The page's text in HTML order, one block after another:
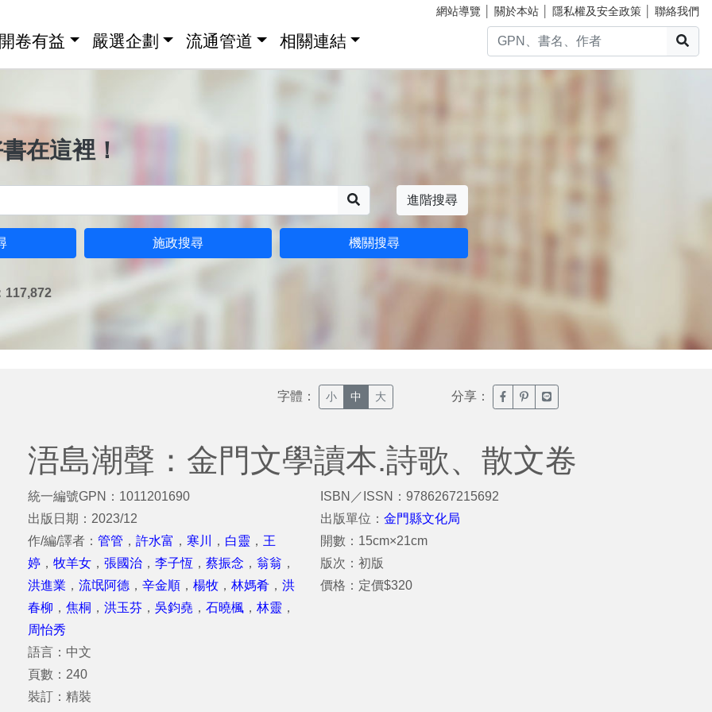
網站導覽 關於本站 隱私權及安全政策 聯絡我們
卷有益 嚴選企劃 流通管道 相關連結
在這裡！
進階搜尋
施政搜尋 機關搜尋
117,872
字體： 小 中 大 分享： 臉書分享(另開新視窗)
噗浪分享(另開新視窗)
Line分享(另開新視窗)
浯島潮聲：金門文學讀本.詩歌、散文卷
統一編號GPN：1011201690
出版日期：2023/12
作/編/譯者： 管管 ， 許水富 ， 寒川 ， 白靈 ， 王
婷 ， 牧羊女 ， 張國治 ， 李子恆 ， 蔡振念 ， 翁翁 ，
洪進業 ， 流氓阿德 ， 辛金順 ， 楊牧 ， 林媽肴 ， 洪
春柳 ， 焦桐 ， 洪玉芬 ， 吳鈞堯 ， 石曉楓 ， 林靈 ，
周怡秀
語言：中文
頁數：240
裝訂：精裝
ISBN／ISSN：9786267215692
出版單位：金門縣文化局
開數：15cm×21cm
版次：初版
價格：定價$320